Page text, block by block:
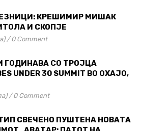
КРЕШИМИР МИШАК
И СКОПЈЕ
/ 0 Comment
ГОДИНАВА СО ТРОЈЦА
UNDER 30 SUMMIT ВО ОХАЈО,
/ 0 Comment
СВЕЧЕНО ПУШТЕНА НОВАТА